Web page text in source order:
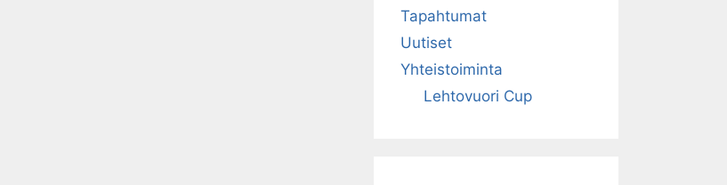
Tapahtumat
Uutiset
Yhteistoiminta
Lehtovuori Cup